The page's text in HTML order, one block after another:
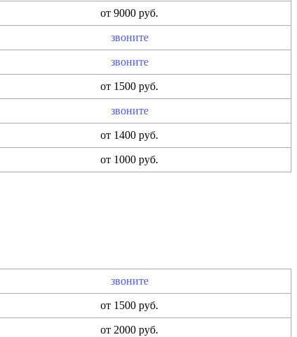
от 9000 руб.
звоните
звоните
от 1500 руб.
звоните
от 1400 руб.
от 1000 руб.
звоните
от 1500 руб.
от 2000 руб.